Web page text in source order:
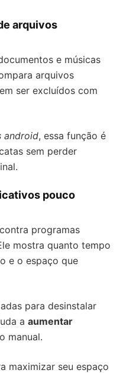
arquivos
e músicas
arquivos
ser excluídos com
android, essa função é
sem perder
pouco
programas
mostra quanto tempo
e o espaço que
para desinstalar
a aumentar
manual.
maximizar seu espaço